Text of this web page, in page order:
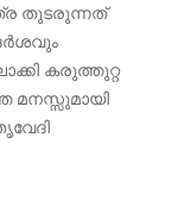
തുടരുന്നത്
കരുത്തുറ്റ
മനസ്സുമായി